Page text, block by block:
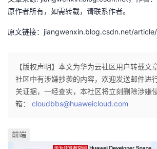
原作者所有，如需转载，请联系作者。
原文链接：jiangwenxin.blog.csdn.net/
【版权声明】本文为华为云社区用户转载文
社区中有涉嫌抄袭的内容，欢迎发送邮件进
关证据，一经查实，本社区将立刻删除涉嫌
箱： cloudbbs@huaweicloud.com
前端